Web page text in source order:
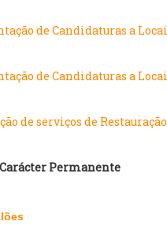
de Candidaturas a
de Candidaturas a
de serviços de
Permanente